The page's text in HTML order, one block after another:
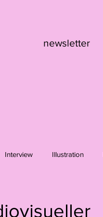
newsletter
Interview Illustration